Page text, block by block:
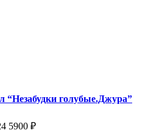
“Незабудки голубые.Джура”
5900 ₽